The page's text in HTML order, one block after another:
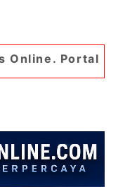
Berita Paling